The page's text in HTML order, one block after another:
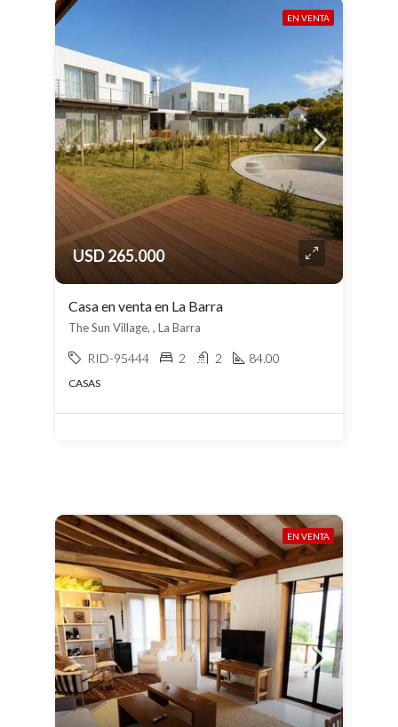
EN VENTA
USD 265.000
Casa en venta en La Barra
The Sun Village, , La Barra
RID-95444 2 2 84.00
CASAS
EN VENTA